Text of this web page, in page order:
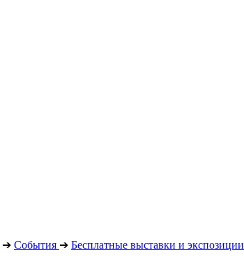
➔ События ➔ Бесплатные выставки и экспозиции